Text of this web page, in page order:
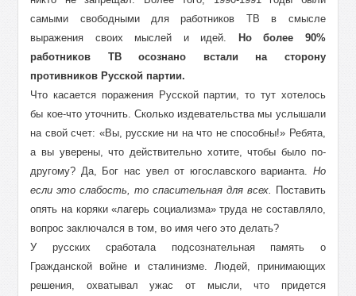
самыми свободными для работников ТВ в смысле
выражения своих мыслей и идей.
Но более 90%
работников ТВ осознано встали на сторону
противников Русской партии.
Что касается поражения Русской партии, то тут хотелось
бы кое-что уточнить. Сколько издевательства мы услышали
на свой счет: «Вы, русские ни на что не способны!» Ребята,
а вы уверены, что действительно хотите, чтобы было по-
другому? Да, Бог нас увел от югославского варианта. Но
если это слабость, то спасительная для всех. Поставить
опять на коряки «лагерь социализма» труда не составляло,
вопрос заключался в том, во имя чего это делать?
У русских сработала подсознательная память о
Гражданской войне и сталинизме. Людей, принимающих
решения, охватывал ужас от мысли, что придется